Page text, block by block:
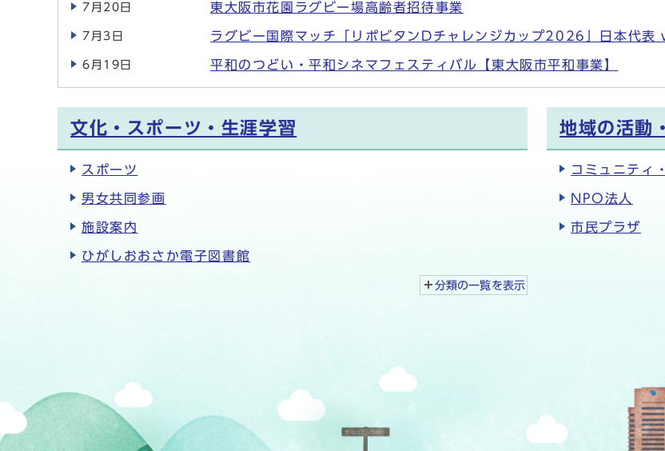
7月20日 東大阪市花園ラグビー場高齢者招待事業
7月3日 ラグビー国際マッチ「リポビタンDチャレンジカップ2026」日本代表
6月19日 平和のつどい・平和シネマフェスティバル【東大阪市平和事業】
文化・スポーツ・生涯学習
スポーツ
男女共同参画
施設案内
ひがしおおさか電子図書館
分類の一覧を表示
地域の活動
コミュニティ
NPO法人
市民プラザ